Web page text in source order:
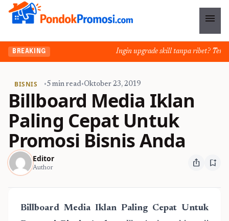
menu
BREAKING Ingin upgrade skill tanpa ribet?
BISNIS •5 min read•Oktober 23, 2019
Billboard Media Iklan
Paling Cepat Untuk
Promosi Bisnis Anda
Editor
Author ios_share bookmark_add
Billboard Media Iklan Paling Cepat Untuk